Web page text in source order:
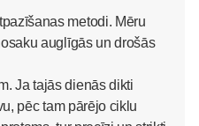
metodi. Mēru
auglīgās un drošās
Ja tajās dienās dikti
pēc tam pārējo ciklu